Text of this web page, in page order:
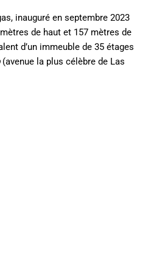
inauguré en septembre 2023
de haut et 157 mètres de
d’un immeuble de 35 étages
(avenue la plus célèbre de Las